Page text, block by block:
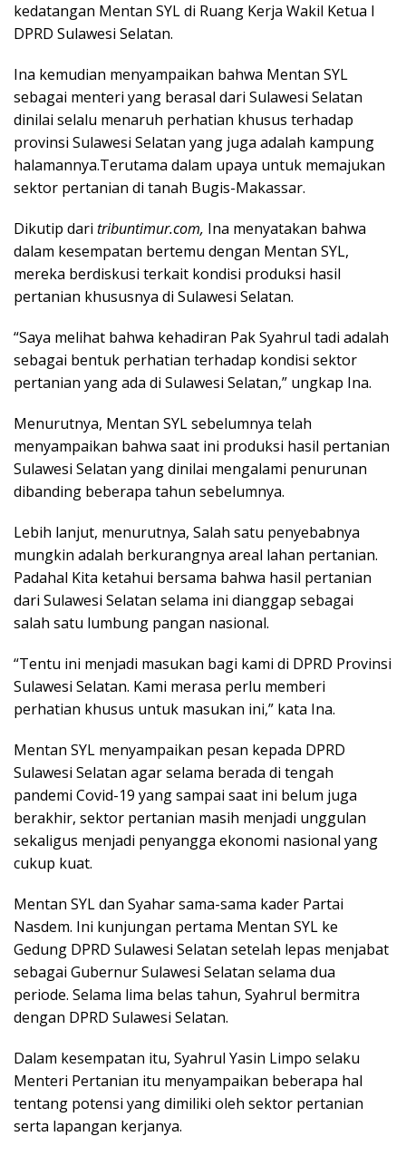
kedatangan Mentan SYL di Ruang Kerja Wakil Ketua I
DPRD Sulawesi Selatan.
Ina kemudian menyampaikan bahwa Mentan SYL
sebagai menteri yang berasal dari Sulawesi Selatan
dinilai selalu menaruh perhatian khusus terhadap
provinsi Sulawesi Selatan yang juga adalah kampung
halamannya.Terutama dalam upaya untuk memajukan
sektor pertanian di tanah Bugis-Makassar.
Dikutip dari tribuntimur.com, Ina menyatakan bahwa
dalam kesempatan bertemu dengan Mentan SYL,
mereka berdiskusi terkait kondisi produksi hasil
pertanian khususnya di Sulawesi Selatan.
“Saya melihat bahwa kehadiran Pak Syahrul tadi adalah
sebagai bentuk perhatian terhadap kondisi sektor
pertanian yang ada di Sulawesi Selatan,” ungkap Ina.
Menurutnya, Mentan SYL sebelumnya telah
menyampaikan bahwa saat ini produksi hasil pertanian
Sulawesi Selatan yang dinilai mengalami penurunan
dibanding beberapa tahun sebelumnya.
Lebih lanjut, menurutnya, Salah satu penyebabnya
mungkin adalah berkurangnya areal lahan pertanian.
Padahal Kita ketahui bersama bahwa hasil pertanian
dari Sulawesi Selatan selama ini dianggap sebagai
salah satu lumbung pangan nasional.
“Tentu ini menjadi masukan bagi kami di DPRD Provinsi
Sulawesi Selatan. Kami merasa perlu memberi
perhatian khusus untuk masukan ini,” kata Ina.
Mentan SYL menyampaikan pesan kepada DPRD
Sulawesi Selatan agar selama berada di tengah
pandemi Covid-19 yang sampai saat ini belum juga
berakhir, sektor pertanian masih menjadi unggulan
sekaligus menjadi penyangga ekonomi nasional yang
cukup kuat.
Mentan SYL dan Syahar sama-sama kader Partai
Nasdem. Ini kunjungan pertama Mentan SYL ke
Gedung DPRD Sulawesi Selatan setelah lepas menjabat
sebagai Gubernur Sulawesi Selatan selama dua
periode. Selama lima belas tahun, Syahrul bermitra
dengan DPRD Sulawesi Selatan.
Dalam kesempatan itu, Syahrul Yasin Limpo selaku
Menteri Pertanian itu menyampaikan beberapa hal
tentang potensi yang dimiliki oleh sektor pertanian
serta lapangan kerjanya.